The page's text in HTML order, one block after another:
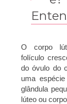
O corpo
folículo
do óvulo do
uma
glândula
lúteo ou